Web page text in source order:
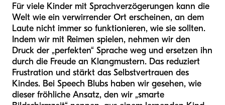
Für viele Kinder mit Sprachverzögerungen kann die
Welt wie ein verwirrender Ort erscheinen, an dem
Laute nicht immer so funktionieren, wie sie sollten.
Indem wir mit Reimen spielen, nehmen wir den
Druck der „perfekten“ Sprache weg und ersetzen ihn
durch die Freude an Klangmustern. Das reduziert
Frustration und stärkt das Selbstvertrauen des
Kindes. Bei Speech Blubs haben wir gesehen, wie
dieser fröhliche Ansatz, den wir „smarte